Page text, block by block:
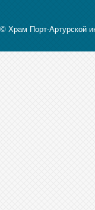
© Храм Порт-Артурской